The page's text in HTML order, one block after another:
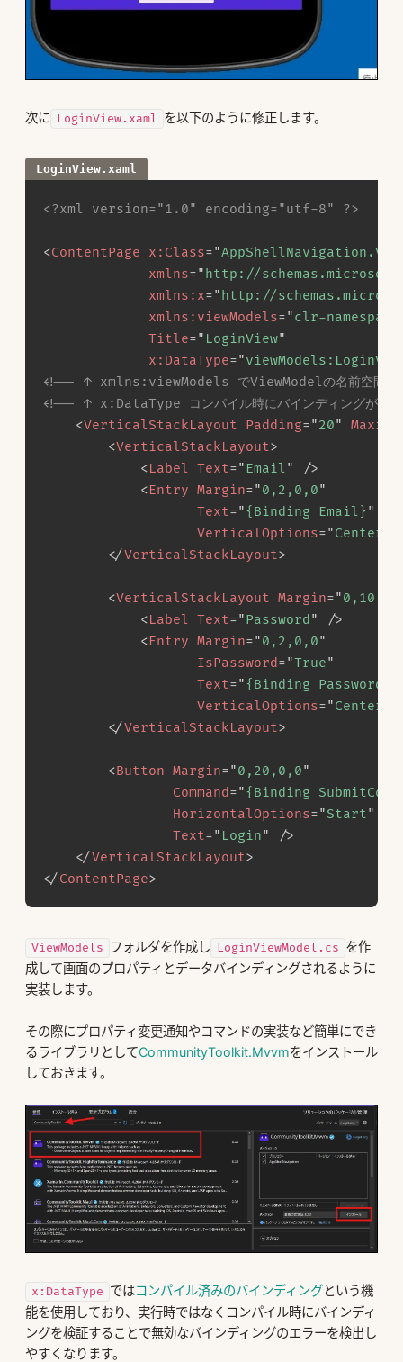
次に LoginView.xaml を以下のように修正します。
LoginView.xaml
<?xml version="1.0" encoding="utf-8" ?>
<ContentPage x: Class="
xmlns=" http://
xmlns: x=" http://
xmlns: viewModels="clr-
Title=" LoginView"
x: DataType="
<!-- ↑ xmlns:viewModels でViewModelの名前空間
<!-- ↑ x:DataType コンパイル時にバインディングが検
<VerticalStackLayout Padding="20"
<VerticalStackLayout>
<Label Text=" Email"
/>
<Entry Margin="0,2,0,0"
Text="{Binding Email} "
VerticalOptions="Center
</VerticalStackLayout>
<VerticalStackLayout Margin="
<Label Text="Password "
/>
<Entry Margin="0,2,0,0"
IsPassword="True"
Text="{Binding Password}
VerticalOptions="Center
</VerticalStackLayout>
<Button Margin="0,20,0,0"
Command="{Binding
HorizontalOptions="Start"
Text=" Login"
/>
</VerticalStackLayout>
</ContentPage>
ViewModels フォルダを作成し LoginViewModel.cs を作
成して画面のプロパティとデータバインディングされるように
実装します。
その際にプロパティ変更通知やコマンドの実装など簡単にでき
るライブラリとしてCommunityToolkit.Mvvmをインストール
しておきます。
x:DataType ではコンパイル済みのバインディングという機
能を使用しており、実行時ではなくコンパイル時にバインディ
ングを検証することで無効なバインディングのエラーを検出し
やすくなります。